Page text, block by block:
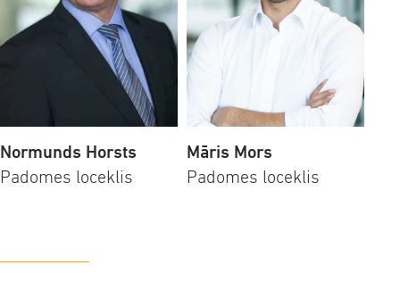
Normunds Horsts
Padomes loceklis
Māris Mors
Padomes loceklis